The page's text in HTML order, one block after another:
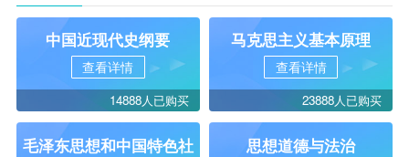
中国近现代史纲要
查看详情
14888人已购买
马克思主义基本原理
查看详情
23888人已购买
毛泽东思想和中国特色社
思想道德与法治